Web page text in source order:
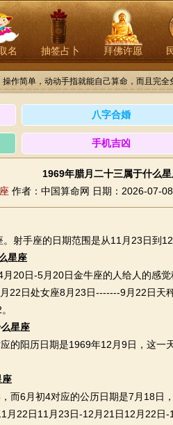
名 抽签占卜 拜佛许愿
作简单，动动手指就能自己算命，而且完全
八字合婚
手机吉凶
1969年腊月二十三属于什么
作者：中国算命网 日期：2026-07-
手座的日期范围是从11月23日到12
星座
日-5月20日金牛座的人给人的感觉
22日处女座8月23日-------9月22日天
星座
阳历日期是1969年12月9日，这一
座
6月初4对应的公历日期是7月18日
月22日11月23日-12月21日12月22日